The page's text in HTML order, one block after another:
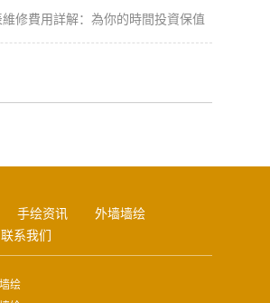
修費用詳解：為你的時間投資保值
手绘资讯
外墙墙绘
联系我们
绘